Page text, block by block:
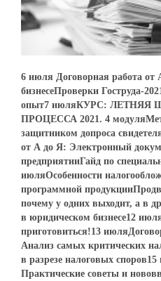
6 июля Договорная работа
бизнесеПроверки Гоструда-
опыт7 июляКУРС:
ПРОЦЕССА 2021. 4
защитником допроса
от А до Я: Электронный
предприятииГайд по
июляОсобенности
программной
почему у одних выходит, а в
в юридическом бизнесе12
приготовиться!13
Анализ самых критических
в разрезе налоговых
Практические советы и